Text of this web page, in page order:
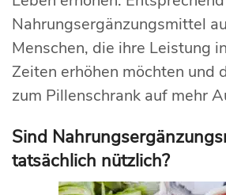
Nahrungsergänzungsmittel
Menschen, die ihre Leistung
Zeiten erhöhen möchten und
zum Pillenschrank auf mehr
Sind
tatsächlich nützlich?